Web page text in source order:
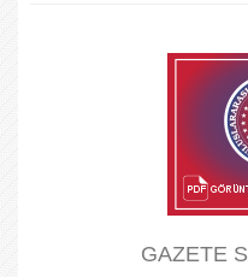
GAZETE